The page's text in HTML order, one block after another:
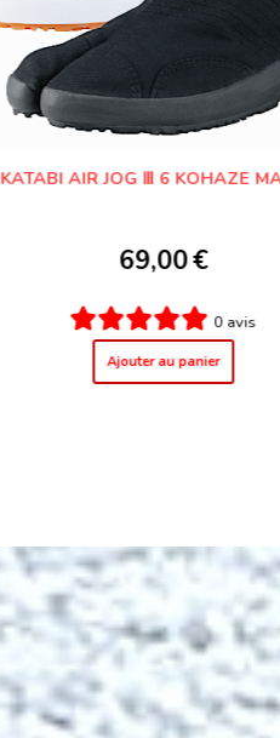
CHAUSSURE JIKATABI
99,00€
3 avis
Ajouter au panier